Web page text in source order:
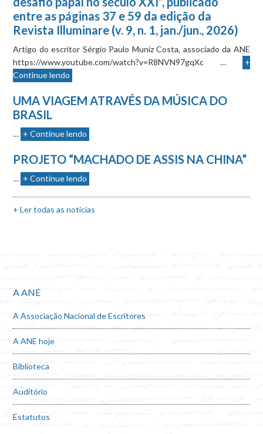
entre as páginas 37 e 59 da edição da
Revista Illuminare (v. 9, n. 1, jan./jun., 2026)
Artigo do escritor Sérgio Paulo Muniz Costa, associado da ANE
https://www.youtube.com/watch?v=R8NVN97gqXc …
+
Continue lendo
UMA VIAGEM ATRAVÉS DA MÚSICA DO
BRASIL
… + Continue lendo
PROJETO “MACHADO DE ASSIS NA CHINA”
… + Continue lendo
+ Ler todas as notícias
A ANE
A Associação Nacional de Escritores
A ANE hoje
Biblioteca
Auditório
Estatutos